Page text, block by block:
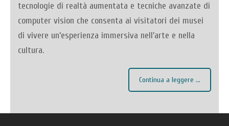
tecnologie di realtà aumentata e tecniche avanzate di
computer vision che consenta ai visitatori dei musei
di vivere un’esperienza immersiva nell’arte e nella
cultura.
Continua a leggere ...